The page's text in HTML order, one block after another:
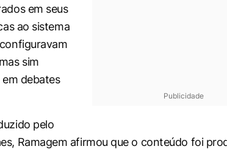
Publicidade
em seus
ao sistema
sim
debates
pelo
Ramagem afirmou que o conteúdo foi